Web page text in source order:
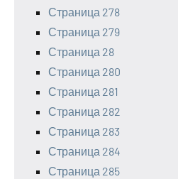
Страница 278
Страница 279
Страница 28
Страница 280
Страница 281
Страница 282
Страница 283
Страница 284
Страница 285